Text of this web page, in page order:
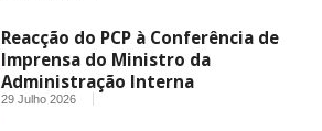
Reacção do PCP à Conferência de
Imprensa do Ministro da
Administração Interna
29 Julho 2026